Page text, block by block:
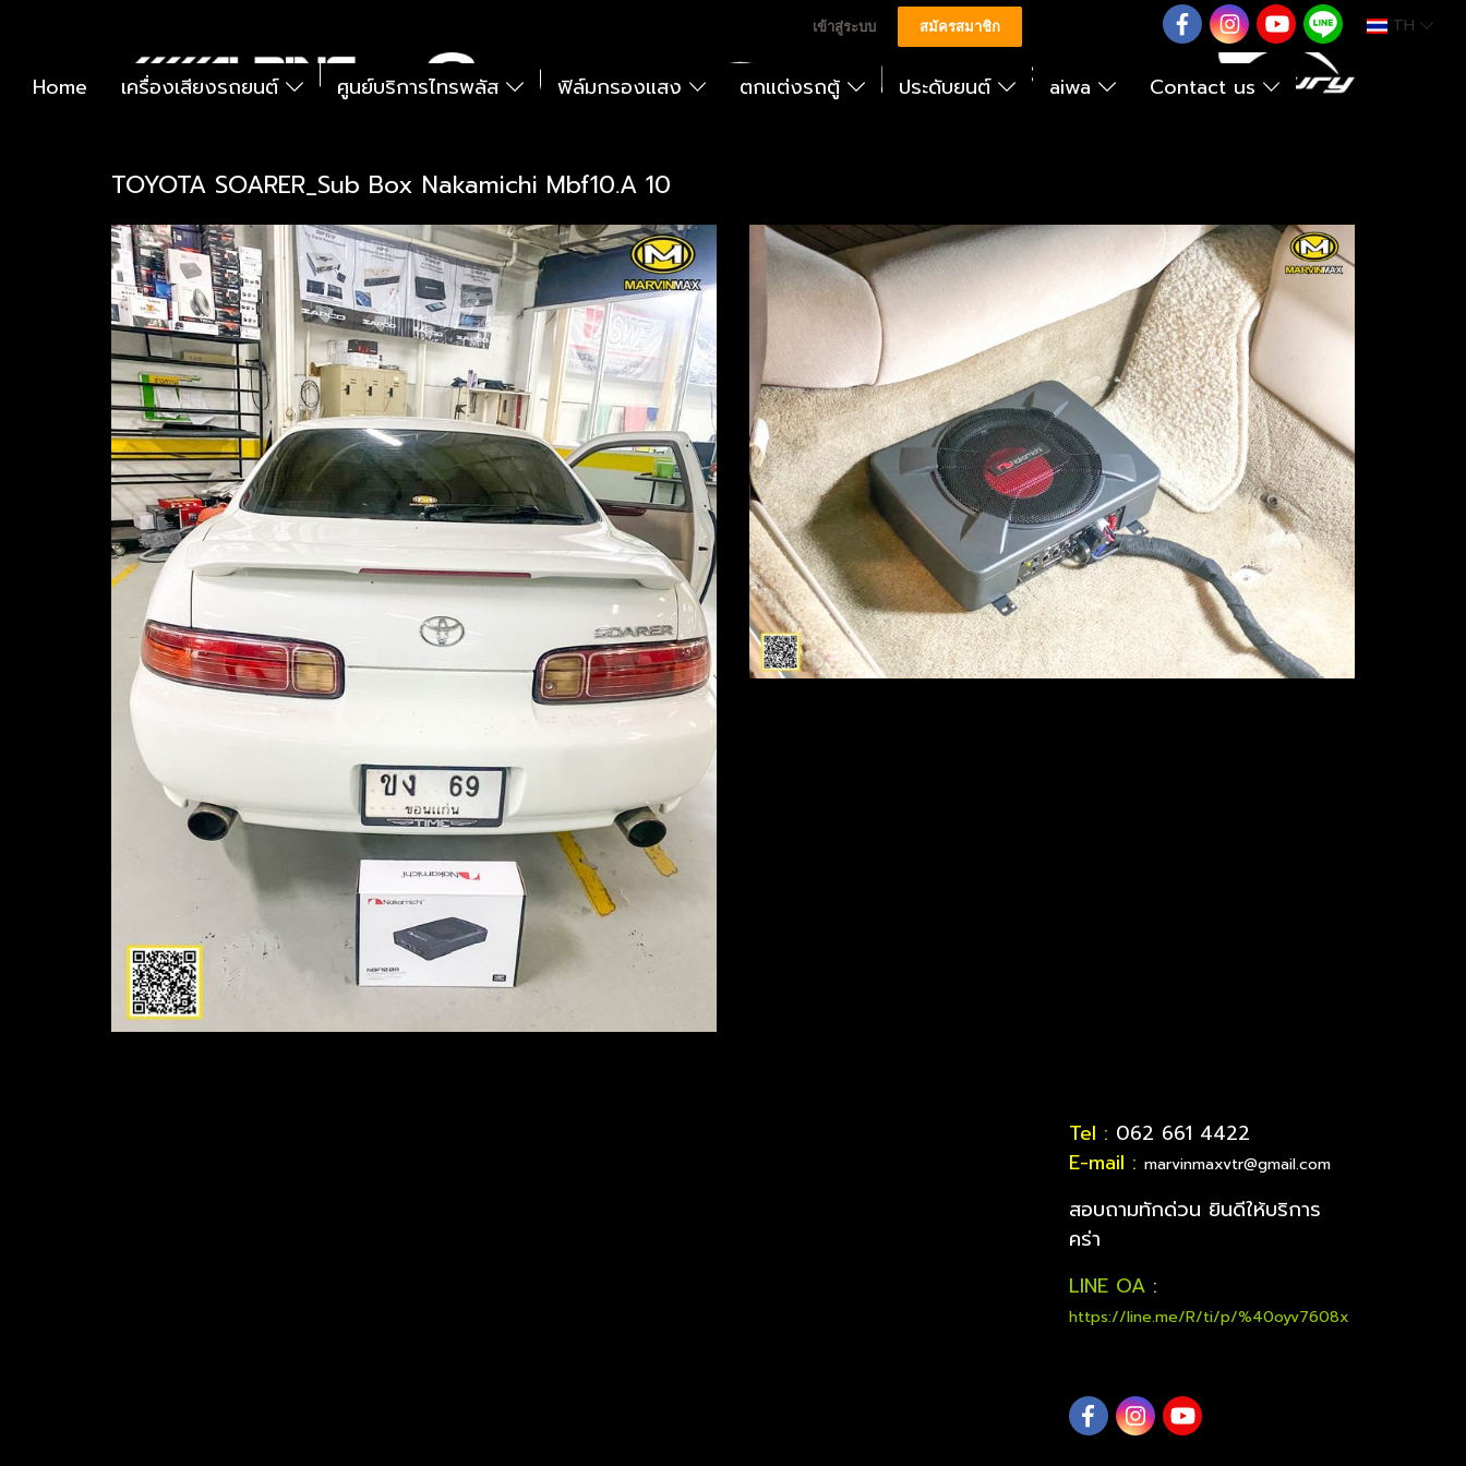
เข้าสู่ระบบ สมัครสมาชิก TH
Home เครื่องเสียงรถยนต์ ศูนย์บริการไทรพลัส ฟิล์มกรองแสง ตกแต่งรถตู้ ประดับยนต์ aiwa Contact us
TOYOTA SOARER_Sub Box Nakamichi Mbf10.A 10
Tel : 062 661 4422
E-mail : marvinmaxvtr@gmail.com
สอบถามทักด่วน ยินดีให้บริการ
คร่า
LINE OA:
https://line.me/R/ti/p/%40oyv7608x